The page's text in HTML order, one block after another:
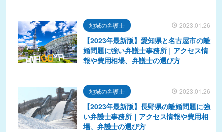
地域の弁護士 2023.01.26
【2023年最新版】愛知県と名古屋市の離
婚問題に強い弁護士事務所｜アクセス情
報や費用相場、弁護士の選び方
地域の弁護士 2023.01.26
【2023年最新版】長野県の離婚問題に強
い弁護士事務所｜アクセス情報や費用相
場、弁護士の選び方